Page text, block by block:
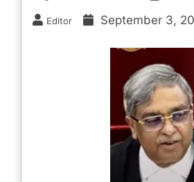
Editor September 3,